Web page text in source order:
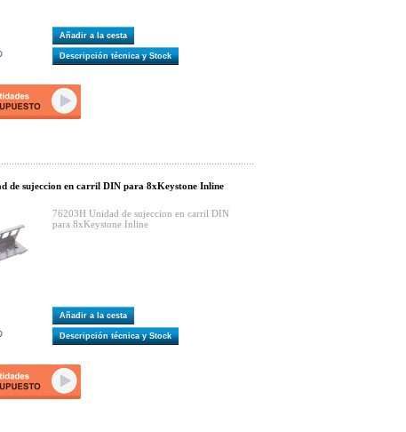
Añadir a la cesta
Descripción técnica y Stock
de sujeccion en carril DIN para 8xKeystone Inline
76203H Unidad de sujeccion en carril DIN
para 8xKeystone Inline
Añadir a la cesta
Descripción técnica y Stock